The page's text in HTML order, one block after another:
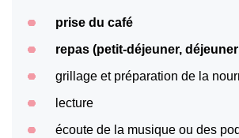
prise du café
repas (petit-déjeuner,
grillage et préparation de la
lecture
écoute de la musique ou des